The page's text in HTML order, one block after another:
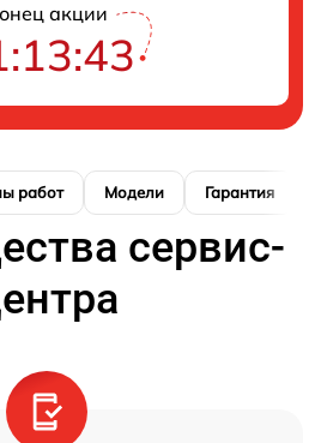
акции
работ Модели Гарантия
сервис-